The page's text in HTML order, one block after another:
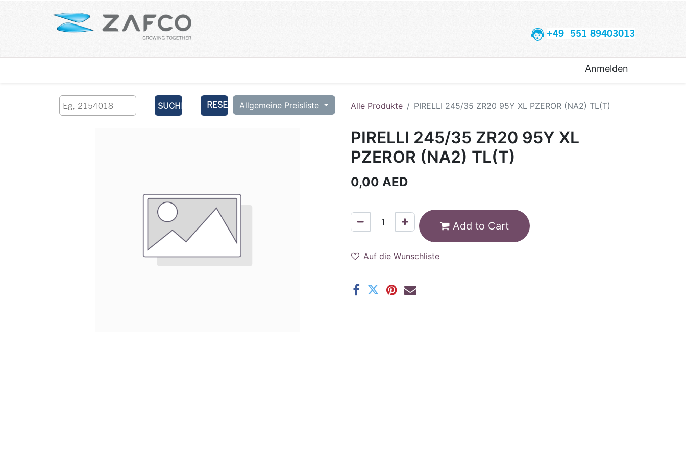
+49 551 89403013
Anmelden
SUCHEN RESET Allgemeine Preisliste Alle Produkte PIRELLI 245/35 ZR20 95Y XL PZEROR (NA2) TL(T)
PIRELLI 245/35 ZR20 95Y XL
PZEROR (NA2) TL(T)
0,00 AED
Add to Cart
Auf die Wunschliste